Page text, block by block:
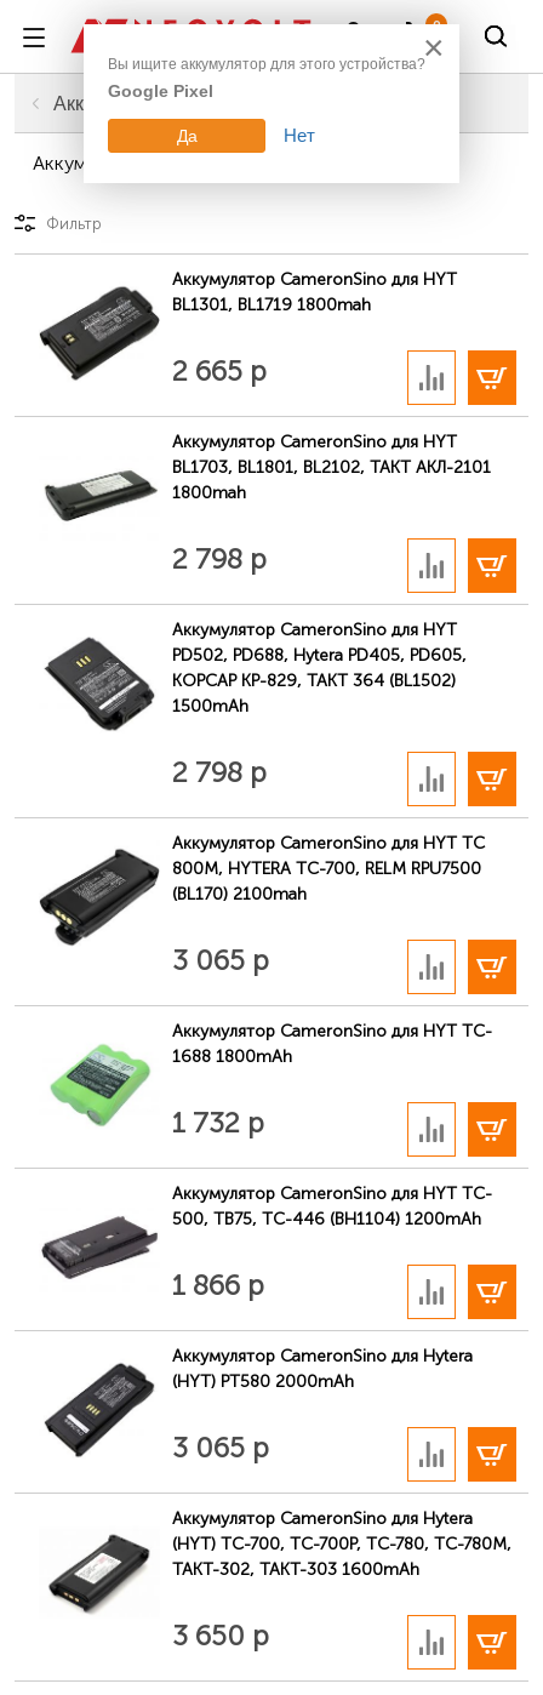
0
Главная
Промышленное оборудование
Аккумуляторы для радиостанций
Аккумуляторы для радиостанций HYT
Фильтр
Аккумулятор CameronSino для HYT
BL1301, BL1719 1800mah
2 665 р
Аккумулятор CameronSino для HYT
BL1703, BL1801, BL2102, ТАКТ АКЛ-2101
1800mah
2 798 р
Аккумулятор CameronSino для HYT
PD502, PD688, Hytera PD405, PD605,
КОРСАР КР-829, ТАКТ 364 (BL1502)
1500mAh
2 798 р
Аккумулятор CameronSino для HYT TC
800M, HYTERA TC-700, RELM RPU7500
(BL170) 2100mah
3 065 р
Аккумулятор CameronSino для HYT TC-
1688 1800mAh
1 732 р
Аккумулятор CameronSino для HYT TC-
500, TB75, TC-446 (BH1104) 1200mAh
1 866 р
Аккумулятор CameronSino для Hytera
(HYT) PT580 2000mAh
3 065 р
Аккумулятор CameronSino для Hytera
(HYT) TC-700, TC-700P, TC-780, TC-780M,
ТАКТ-302, ТАКТ-303 1600mAh
3 650 р
×
Вы ищите аккумулятор для этого устройства?
Google Pixel
Да Нет